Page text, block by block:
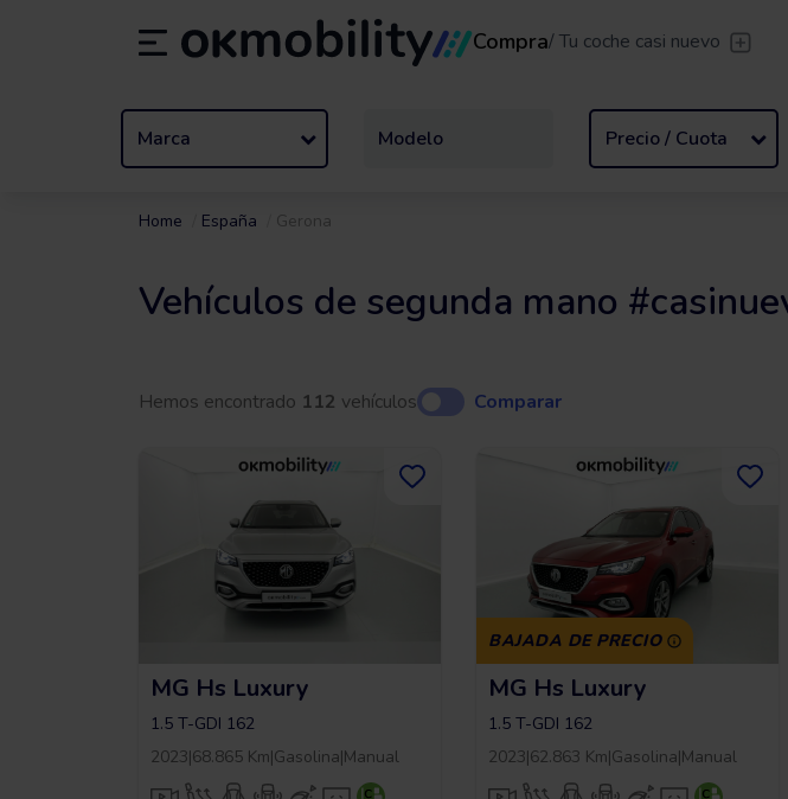
Compra/Tu coche casi nuevo
Marca Modelo Precio / Cuota
Español (ES)
Home España Gerona
Vehículos de segunda mano
Hemos encontrado 112 vehículos Comparar
MG Hs Luxury
1.5 T-GDI 162
2023|68.865 Km|Gasolina|Manual
BAJADA DE PRECIO
MG Hs Luxury
1.5 T-GDI 162
2023|62.863 Km|Gasolina|Manual